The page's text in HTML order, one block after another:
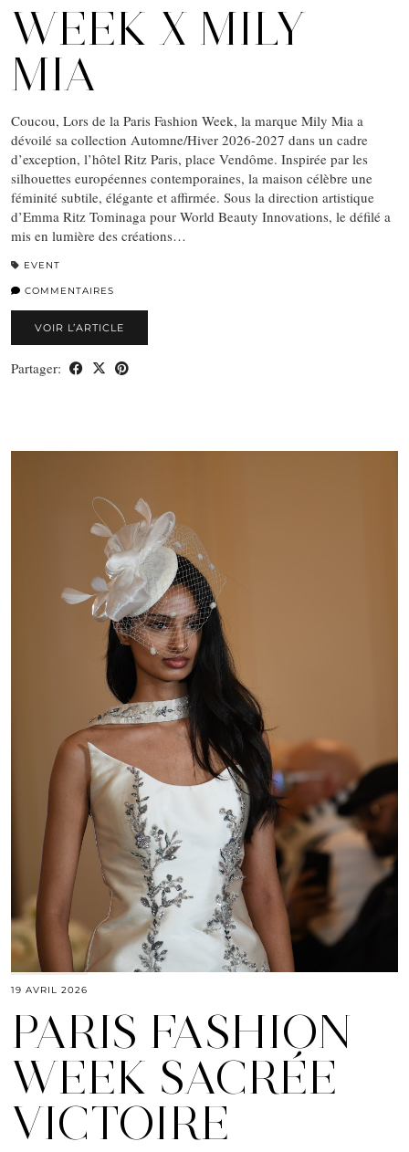
WEEK X MILY
MIA
Coucou, Lors de la Paris Fashion Week, la marque Mily Mia a
dévoilé sa collection Automne/Hiver 2026-2027 dans un cadre
d’exception, l’hôtel Ritz Paris, place Vendôme. Inspirée par les
silhouettes européennes contemporaines, la maison célèbre une
féminité subtile, élégante et affirmée. Sous la direction artistique
d’Emma Ritz Tominaga pour World Beauty Innovations, le défilé a
mis en lumière des créations…
EVENT
COMMENTAIRES
VOIR L’ARTICLE
Partager:
19 AVRIL 2026
PARIS FASHION
WEEK SACRÉE
VICTOIRE